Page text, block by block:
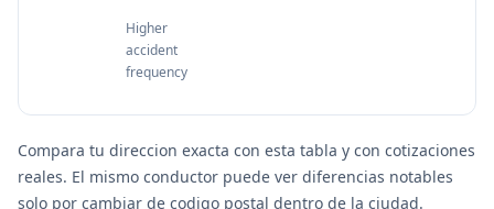
Higher
accident
frequency
Compara tu direccion exacta con esta tabla y con cotizaciones
reales. El mismo conductor puede ver diferencias notables
solo por cambiar de codigo postal dentro de la ciudad.